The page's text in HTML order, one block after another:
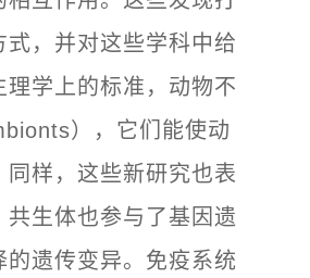
，并对这些学科中给
学上的标准，动物不
），它们能使动
样，这些新研究也表
生体也参与了基因遗
遗传变异。免疫系统